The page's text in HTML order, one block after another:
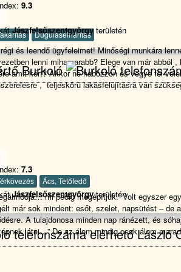
Duguláselhárítás
és leendő ügyfeleimet! Minőségi munkára
lenni mihamarabb? Elege van már abból
amit kért? Akkor ne habozzon és vegye fel
, teljeskörű lakásfelújításra van
9.3
Jászfelsőszentgyörgyterületén
Ács, Tetőfedő
mi pedig megépítjük.” Volt egyszer
már sok mindent: esőt, szelet, napsütést – de
A tulajdonosa minden nap ránézett, és
látni…” De az álom mindig csak álom
akik nem féltek megfogni a szerszámot. Mi
7.3
Jászfelsőszentgyörgyterületén
László